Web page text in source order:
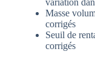
variation
Masse
corrigés
Seuil de
corrigés